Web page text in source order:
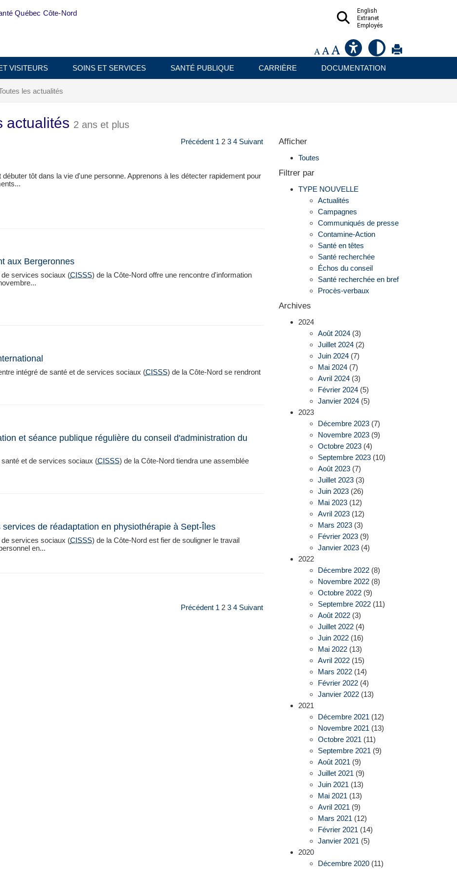
English
Extranet
Employés
Québec Côte-Nord
VISITEURS SOINS ET SERVICES SANTÉ PUBLIQUE CARRIÈRE DOCUMENTATION
les actualités
actualités 2 ans et plus
Précédent 1 2 3 4 Suivant
tôt dans la vie d'une personne. Apprenons à les détecter rapidement pour
aux Bergeronnes
de services sociaux (CISSS) de la Côte-Nord offre une rencontre d'information
intégré de santé et de services sociaux (CISSS) de la Côte-Nord se rendront
et séance publique régulière du conseil d'administration du
santé et de services sociaux (CISSS) de la Côte-Nord tiendra une assemblée
de réadaptation en physiothérapie à Sept-Îles
de services sociaux (CISSS) de la Côte‑Nord est fier de souligner le travail
en...
Précédent 1 2 3 4 Suivant
Afficher
Toutes
Filtrer par
TYPE NOUVELLE
Actualités
Campagnes
Communiqués de presse
Contamine-Action
Santé en têtes
Santé recherchée
Échos du conseil
Santé recherchée en bref
Procès-verbaux
Archives
2024
Août 2024(3)
Juillet 2024(2)
Juin 2024(7)
Mai 2024(7)
Avril 2024(3)
Février 2024(5)
Janvier 2024(5)
2023
Décembre 2023(7)
Novembre 2023(9)
Octobre 2023(4)
Septembre 2023(10)
Août 2023(7)
Juillet 2023(3)
Juin 2023(26)
Mai 2023(12)
Avril 2023(12)
Mars 2023(3)
Février 2023(9)
Janvier 2023(4)
2022
Décembre 2022(8)
Novembre 2022(8)
Octobre 2022(9)
Septembre 2022(11)
Août 2022(3)
Juillet 2022(4)
Juin 2022(16)
Mai 2022(13)
Avril 2022(15)
Mars 2022(14)
Février 2022(4)
Janvier 2022(13)
2021
Décembre 2021 (12)
Novembre 2021 (13)
Octobre 2021 (11)
Septembre 2021 (9)
Août 2021 (9)
Juillet 2021 (9)
Juin 2021 (13)
Mai 2021 (13)
Avril 2021 (9)
Mars 2021 (12)
Février 2021 (14)
Janvier 2021 (5)
2020
Décembre 2020(11)